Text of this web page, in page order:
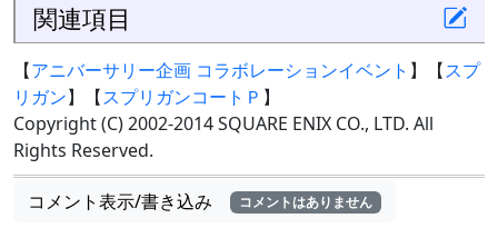
関連項目
【アニバーサリー企画 コラボレーションイベント 】【スプ
リガン】【スプリガンコートＰ 】
Copyright (C) 2002-2014 SQUARE ENIX CO., LTD. All
Rights Reserved.
コメント表示/書き込み コメントはありません